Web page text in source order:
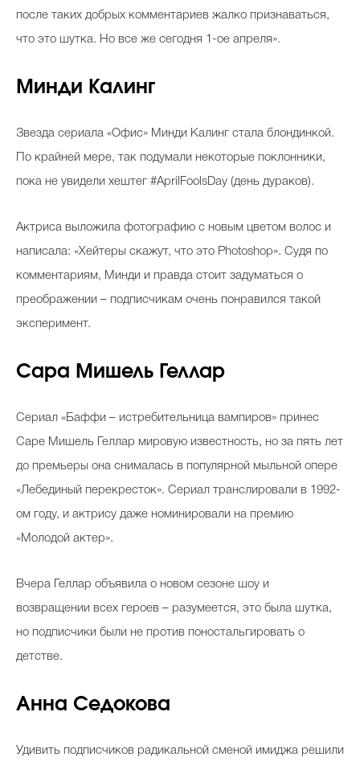
после таких добрых комментариев жалко признаваться,
что это шутка. Но все же сегодня 1-ое апреля».
Минди Калинг
Звезда сериала «Офис» Минди Калинг стала блондинкой.
По крайней мере, так подумали некоторые поклонники,
пока не увидели хештег #AprilFoolsDay (день дураков).
Актриса выложила фотографию с новым цветом волос и
написала: «Хейтеры скажут, что это Photoshop». Судя по
комментариям, Минди и правда стоит задуматься о
преображении – подписчикам очень понравился такой
эксперимент.
Сара Мишель Геллар
Сериал «Баффи – истребительница вампиров» принес
Саре Мишель Геллар мировую известность, но за пять лет
до премьеры она снималась в популярной мыльной опере
«Лебединый перекресток». Сериал транслировали в 1992-
ом году, и актрису даже номинировали на премию
«Молодой актер».
Вчера Геллар объявила о новом сезоне шоу и
возвращении всех героев – разумеется, это была шутка,
но подписчики были не против поностальгировать о
детстве.
Анна Седокова
Удивить подписчиков радикальной сменой имиджа решили